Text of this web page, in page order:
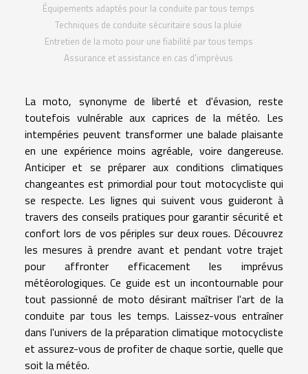
Équipements adaptés pour la conduite par tous temps
Techniques de conduite sécuritaire sous la pluie
Entretien de la moto pour une fiabilité par tous temps
Assurance et assistance en cas d'imprévus
La moto, synonyme de liberté et d'évasion, reste
toutefois vulnérable aux caprices de la météo. Les
intempéries peuvent transformer une balade plaisante
en une expérience moins agréable, voire dangereuse.
Anticiper et se préparer aux conditions climatiques
changeantes est primordial pour tout motocycliste qui
se respecte. Les lignes qui suivent vous guideront à
travers des conseils pratiques pour garantir sécurité et
confort lors de vos périples sur deux roues. Découvrez
les mesures à prendre avant et pendant votre trajet
pour affronter efficacement les imprévus
météorologiques. Ce guide est un incontournable pour
tout passionné de moto désirant maîtriser l'art de la
conduite par tous les temps. Laissez-vous entraîner
dans l'univers de la préparation climatique motocycliste
et assurez-vous de profiter de chaque sortie, quelle que
soit la météo.